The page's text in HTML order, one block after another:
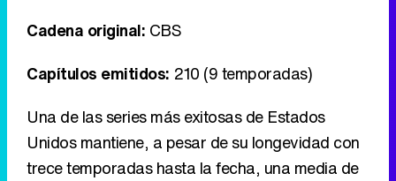
Cadena original: CBS
Capítulos emitidos: 210 (9 temporadas)
Una de las series más exitosas de Estados
Unidos mantiene, a pesar de su longevidad con
trece temporadas hasta la fecha, una media de